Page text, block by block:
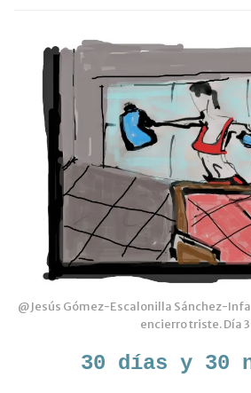
@Jesús Gómez-Escalonilla Sánchez-
encierro triste. Día
30 días y 30